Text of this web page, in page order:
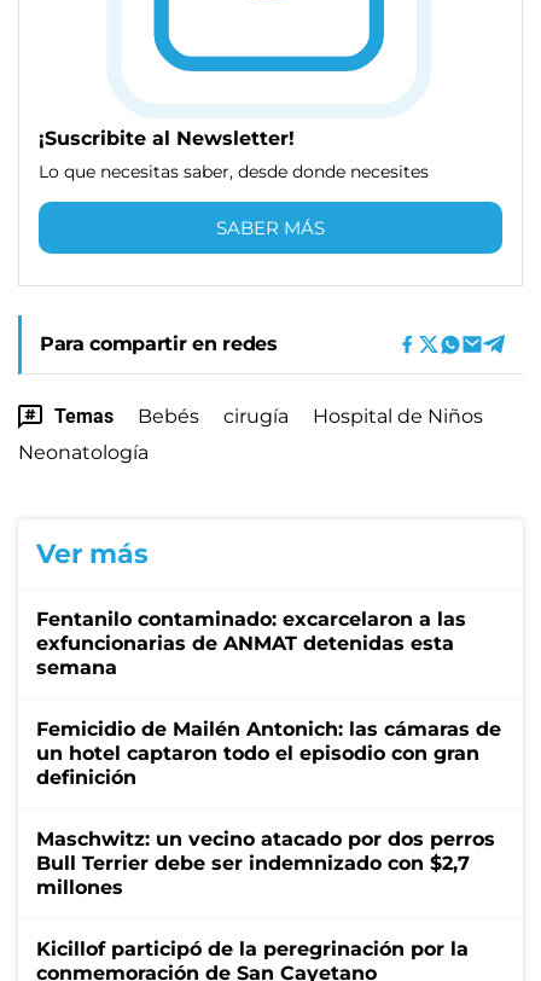
¡Suscribite al Newsletter!
Lo que necesitas saber, desde donde necesites
SABER MÁS
Para compartir en redes
Temas Bebés cirugía
Hospital de Niños
Neonatología
Ver más
Fentanilo contaminado: excarcelaron a las
exfuncionarias de ANMAT detenidas esta
semana
Femicidio de Mailén Antonich: las cámaras de
un hotel captaron todo el episodio con gran
definición
Maschwitz: un vecino atacado por dos perros
Bull Terrier debe ser indemnizado con $2,7
millones
Kicillof participó de la peregrinación por la
conmemoración de San Cayetano